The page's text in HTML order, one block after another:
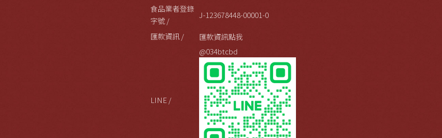
食品業者登錄
字號 /
J-123678448-00001-0
匯款資訊 / 匯款資訊點我
LINE /
@034btcbd